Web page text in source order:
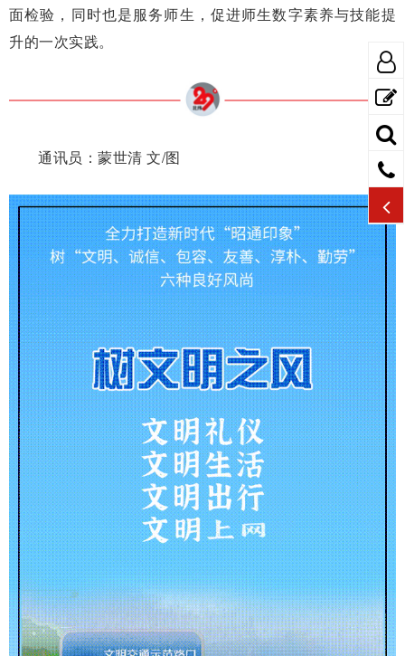
面检验，同时也是服务师生，促进师生数字素养与技能提
升的一次实践。
通讯员：蒙世清 文/图